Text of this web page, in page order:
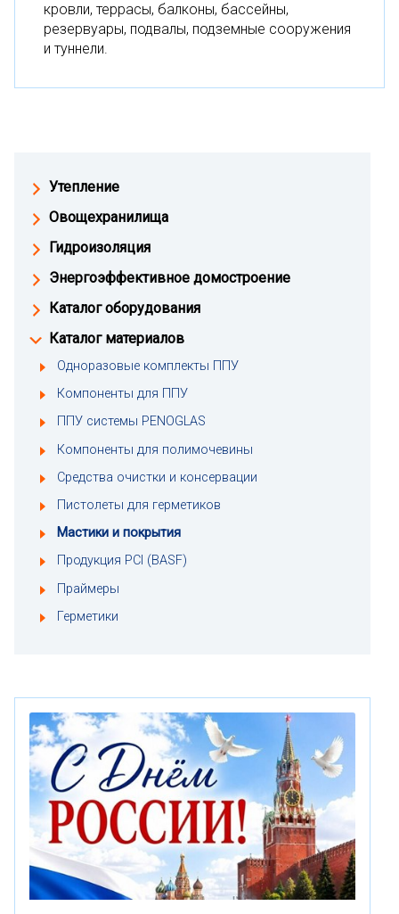
Утепление
Овощехранилища
Гидроизоляция
Энергоэффективное домостроение
Каталог оборудования
Каталог материалов
Одноразовые комплекты ППУ
Компоненты для ППУ
ППУ системы PENOGLAS
Компоненты для полимочевины
Средства очистки и консервации
Пистолеты для герметиков
Мастики и покрытия
Продукция PCI (BASF)
Праймеры
Герметики
кровли, террасы, балконы, бассейны,
резервуары, подвалы, подземные сооружения
и туннели.